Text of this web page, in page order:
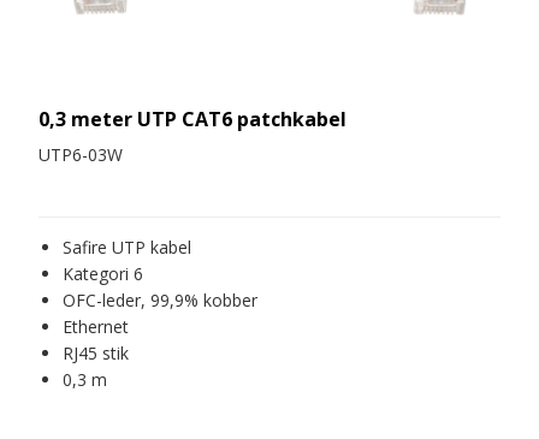
0,3 meter UTP CAT6 patchkabel
UTP6-03W
Safire UTP kabel
Kategori 6
OFC-leder, 99,9% kobber
Ethernet
RJ45 stik
0,3 m